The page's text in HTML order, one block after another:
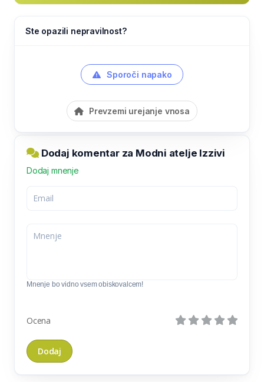
Ste opazili nepravilnost?
Sporoči napako
Prevzemi urejanje vnosa
Dodaj komentar za Modni atelje Izzivi
Dodaj mnenje
Mnenje bo vidno vsem obiskovalcem!
Ocena